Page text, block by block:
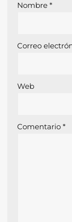
Nombre *
Correo
Web
Comentario *